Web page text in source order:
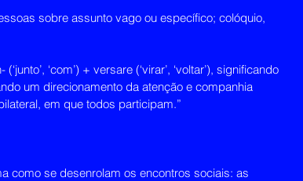
sobre assunto vago ou específico; colóquio,
‘com’) + versare (‘virar’, ‘voltar’), significando
um direcionamento da atenção e companhia
em que todos participam.”
como se desenrolam os encontros sociais: as